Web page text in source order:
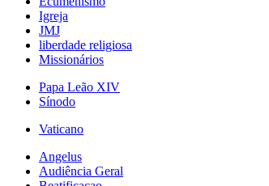
Igreja
JMJ
liberdade religiosa
Missionários
Papa Leão XIV
Sínodo
Vaticano
Angelus
Audiência Geral